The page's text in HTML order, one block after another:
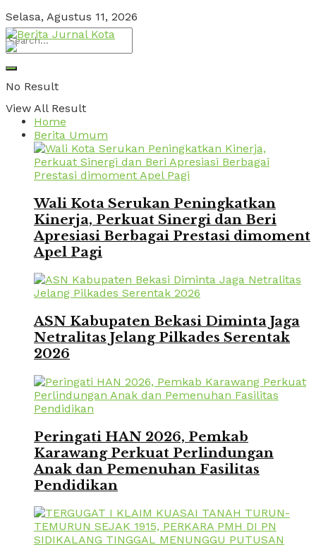
Selasa, Agustus 11, 2026
No Result
View All Result
Home
Berita Umum
Wali Kota Serukan Peningkatkan
Kinerja, Perkuat Sinergi dan Beri
Apresiasi Berbagai Prestasi dimoment
Apel Pagi
ASN Kabupaten Bekasi Diminta Jaga
Netralitas Jelang Pilkades Serentak
2026
Peringati HAN 2026, Pemkab
Karawang Perkuat Perlindungan
Anak dan Pemenuhan Fasilitas
Pendidikan